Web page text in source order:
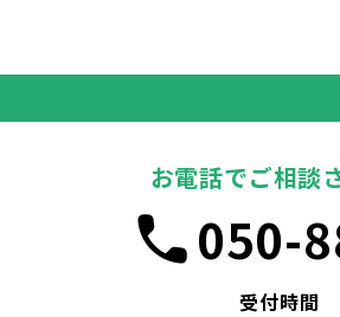
お電話でご相談
050-
受付時間